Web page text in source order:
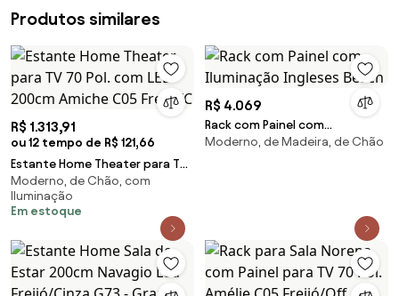
Produtos similares
R$ 1.313,91
ou 12 tempo de R$ 121,66
Estante Home Theater para TV
70 Pol. com LED 200cm Amiche
C05 Freijó/C
Moderno, de Chão, com
Iluminação
Em estoque
R$ 4.069
Rack com Painel com
Iluminação Ingleses Beach
Moderno, de Madeira, de Chão